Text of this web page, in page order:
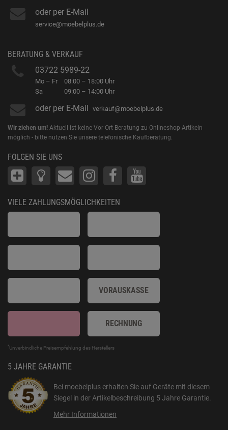
oder per E-Mail
service@moebelplus.de
BERATUNG & VERKAUF
03722 5989-22
Mo – Fr
Sa
08:00 – 18:00 Uhr
09:00 – 14:00 Uhr
oder per E-Mail verkauf@moebelplus.de
Wir ziehen um! Aktuell ist keine Vor-Ort-Beratung zu Onlineshop-Artikeln
möglich - bitte nutzen Sie unsere telefonische Kaufberatung.
FOLGEN SIE UNS
VIELE ZAHLUNGSMÖGLICHKEITEN
VORAUSKASSE
RECHNUNG
*Unverbindliche Preisempfehlung des Herstellers
5 JAHRE GARANTIE
Bei moebelplus erhalten Sie auf Geräte mit diesem
Siegel in der Artikelbeschreibung 5 Jahre Garantie.
Mehr Informationen